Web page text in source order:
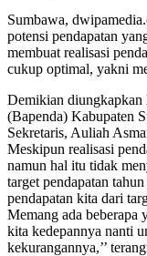
Sumbawa,
potensi pendapatan
membuat realisasi
cukup optimal, yakni
Demikian diungkapkan
(Bapenda) Kabupaten
Sekretaris, Auliah
Meskipun realisasi
namun hal itu tidak
target pendapatan
pendapatan kita dari
Memang ada beberapa
kita kedepannya nanti
kekurangannya,’’